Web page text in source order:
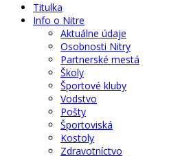
Titulka
Info o Nitre
Aktuálne údaje
Osobnosti Nitry
Partnerské mestá
Školy
Športové kluby
Vodstvo
Pošty
Športoviská
Kostoly
Zdravotníctvo